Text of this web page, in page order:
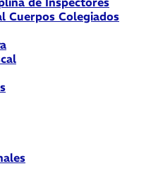
Cuerpos Colegiados